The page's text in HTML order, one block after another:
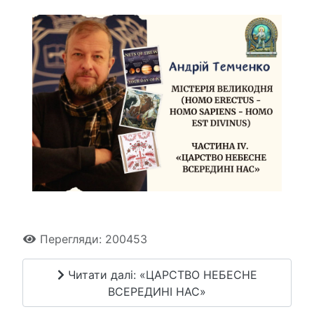
Перегляди: 200453
Читати далі: «ЦАРСТВО НЕБЕСНЕ
ВСЕРЕДИНІ НАС»